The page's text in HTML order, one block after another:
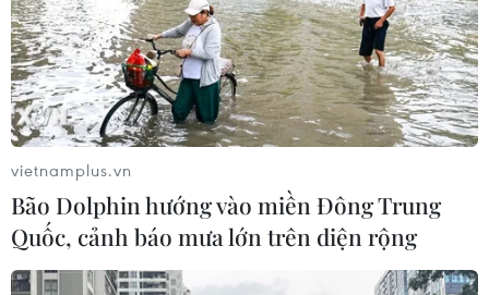
Lâm Đồng vào cao điểm vụ cá Nam,
ngư dân phấn khởi vươn khơi
06/08/2026 09:06
Giá dầu tăng khi nhà đầu tư thận
trọng trước tình hình Trung Đông
06/08/2026 09:03
vietnamplus.vn
Bão Dolphin hướng vào miền Đông Trung
Quốc, cảnh báo mưa lớn trên diện rộng